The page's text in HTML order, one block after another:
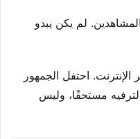
لم يكن يبدو
احتفل الجمهور
مستحقًا، وليس